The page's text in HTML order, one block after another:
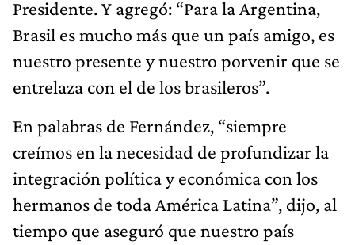
Presidente. Y agregó: “Para la Argentina,
Brasil es mucho más que un país amigo, es
nuestro presente y nuestro porvenir que se
entrelaza con el de los brasileros”.
En palabras de Fernández, “siempre
creímos en la necesidad de profundizar la
integración política y económica con los
hermanos de toda América Latina”, dijo, al
tiempo que aseguró que nuestro país